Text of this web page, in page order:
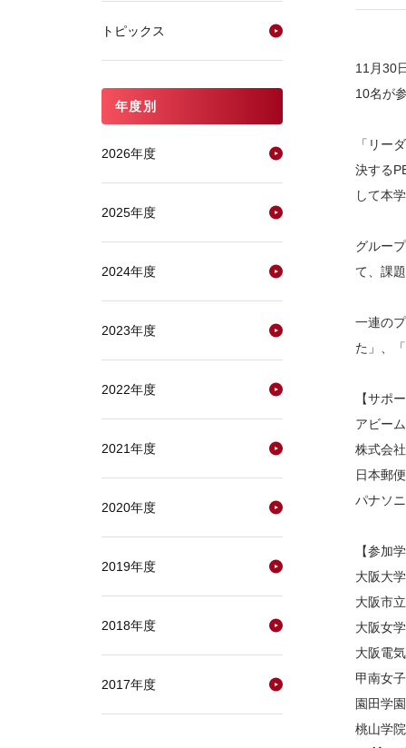
11月30
10名が
「リー
決する
して本
グルー
て、課
一連の
た」、
【サポ
アビー
株式会
日本郵
パナソ
【参加
大阪大学
大阪市
大阪女
大阪電
甲南女
園田学
桃山学
トピックス
年度別
2026年度
2025年度
2024年度
2023年度
2022年度
2021年度
2020年度
2019年度
2018年度
2017年度